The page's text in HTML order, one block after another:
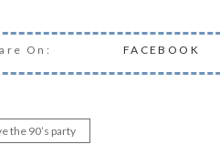
On: FACEBOOK
the 90’s party